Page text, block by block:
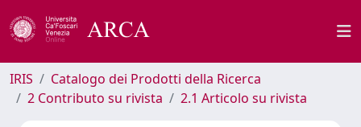
IRIS
Catalogo dei Prodotti della Ricerca
2 Contributo su rivista
2.1 Articolo su rivista